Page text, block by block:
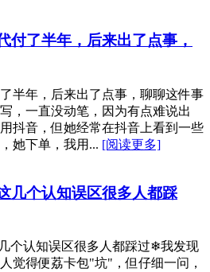
付了半年，后来出了点事，
半年，后来出了点事，聊聊这件事
，一直没动笔，因为有点难说出
抖音，但她经常在抖音上看到一些
她下单，我用... [阅读更多]
几个认知误区很多人都踩
个认知误区很多人都踩过❄我发现
觉得便荔卡包"坑"，但仔细一问，